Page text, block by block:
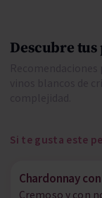
Descubre
Si te gusta este
Chardonnay
Cremoso y con